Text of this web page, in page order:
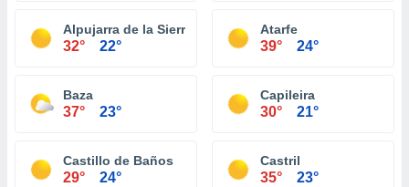
Alpujarra de la Sierra
32° 22°
Atarfe
39° 24°
Baza
37° 23°
Capileira
30° 21°
Castillo de Baños
29° 24°
Castril
35° 23°